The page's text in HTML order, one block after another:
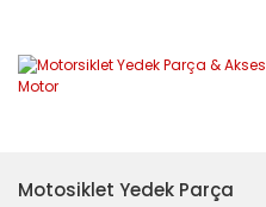
Motosiklet Yedek Parça